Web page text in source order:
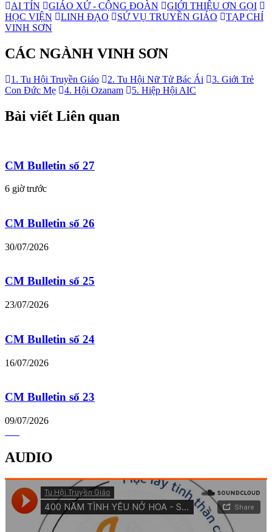
AI TÍN GIÁO XỨ - CỘNG ĐOÀN
GIỚI THIỆU ƠN GỌI
HỌC VIỆN
LINH ĐẠO SỨ VỤ TRUYỀN GIÁO
TẠP CHÍ
VINH SƠN
CÁC NGÀNH VINH SƠN
1. Tu Hội Truyền Giáo 2. Tu Hội Nữ Tử Bác Ái
3. Giới Trẻ
Con Đức Mẹ
4. Hội Ozanam 5. Hiệp Hội AIC
Bài viết Liên quan
CM Bulletin số 27
6 giờ trước
CM Bulletin số 26
30/07/2026
CM Bulletin số 25
23/07/2026
CM Bulletin số 24
16/07/2026
CM Bulletin số 23
09/07/2026
AUDIO